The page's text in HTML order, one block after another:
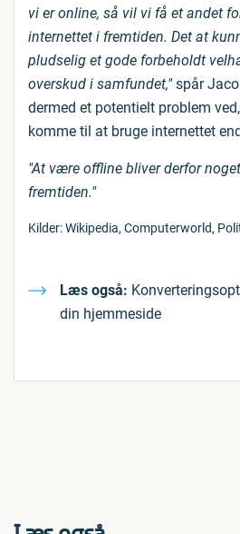
vi er online, så vil vi få et andet
internettet i fremtiden. Det at
pludselig et gode forbeholdt
overskud i samfundet,"spår
dermed et potentielt problem
komme til at bruge internettet
"At være offline bliver derfor
fremtiden."
Kilder: Wikipedia, Computerworld,
Læs også:
din hjemmeside